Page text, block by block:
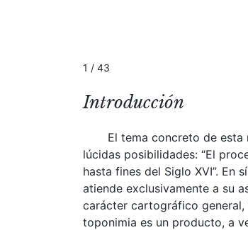
1 / 43
Introducción
El tema concreto de esta
lúcidas posibilidades: “El
hasta fines del Siglo XVI”. En
atiende exclusivamente a su
carácter cartográfico general,
toponimia es un producto, a